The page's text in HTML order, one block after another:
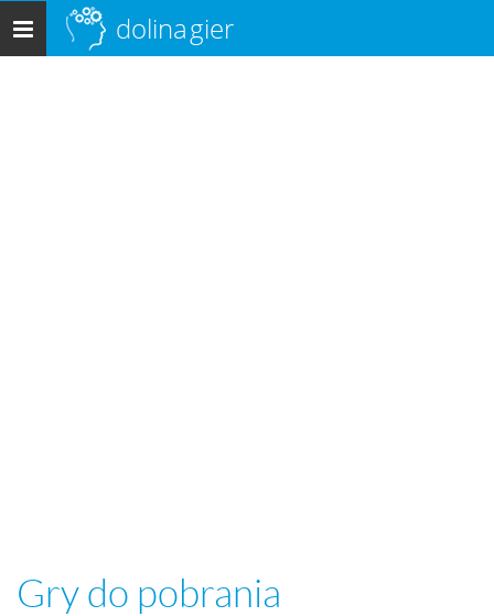
Menu
główne
dolinagier
Gry do pobrania